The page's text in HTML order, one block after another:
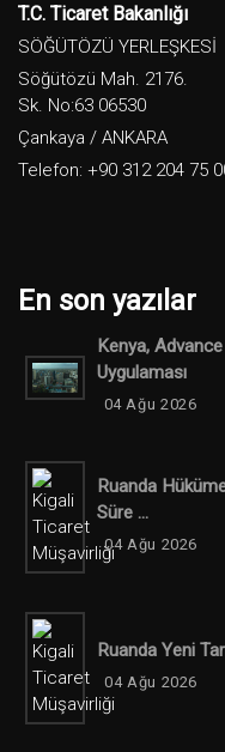
T.C. Ticaret Bakanlığı
SÖĞÜTÖZÜ YERLEŞKESİ
Söğütözü Mah. 2176.
Sk. No:63 06530
Çankaya / ANKARA
Telefon: +90 312 204 75
En son yazılar
Kenya,
Uygulaması
04 Ağu 2026
Ruanda
Süre ...
04 Ağu 2026
Ruanda Yeni
04 Ağu 2026